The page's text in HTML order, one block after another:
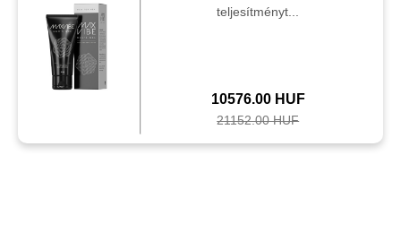
teljesítményt...
10576.00 HUF
21152.00 HUF